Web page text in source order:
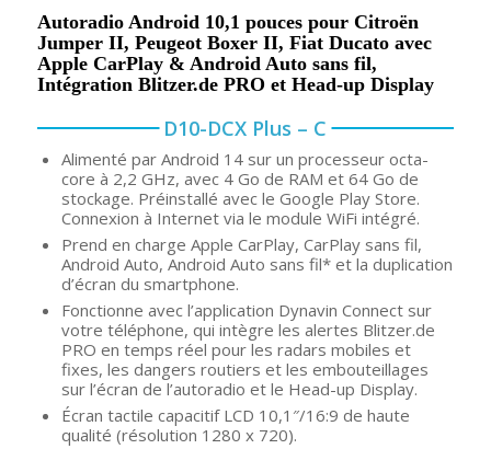
Autoradio Android 10,1 pouces pour Citroën
Jumper II, Peugeot Boxer II, Fiat Ducato avec
Apple CarPlay & Android Auto sans fil,
Intégration Blitzer.de PRO et Head-up Display
D10-DCX Plus – C
Alimenté par Android 14 sur un processeur octa-
core à 2,2 GHz, avec 4 Go de RAM et 64 Go de
stockage. Préinstallé avec le Google Play Store.
Connexion à Internet via le module WiFi intégré.
Prend en charge Apple CarPlay, CarPlay sans fil,
Android Auto, Android Auto sans fil* et la duplication
d’écran du smartphone.
Fonctionne avec l’application Dynavin Connect sur
votre téléphone, qui intègre les alertes Blitzer.de
PRO en temps réel pour les radars mobiles et
fixes, les dangers routiers et les embouteillages
sur l’écran de l’autoradio et le Head-up Display.
Écran tactile capacitif LCD 10,1″/16:9 de haute
qualité (résolution 1280 x 720).